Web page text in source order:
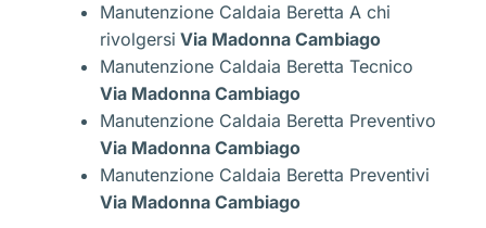
Manutenzione Caldaia Beretta A chi
rivolgersi Via Madonna Cambiago
Manutenzione Caldaia Beretta Tecnico
Via Madonna Cambiago
Manutenzione Caldaia Beretta Preventivo
Via Madonna Cambiago
Manutenzione Caldaia Beretta Preventivi
Via Madonna Cambiago